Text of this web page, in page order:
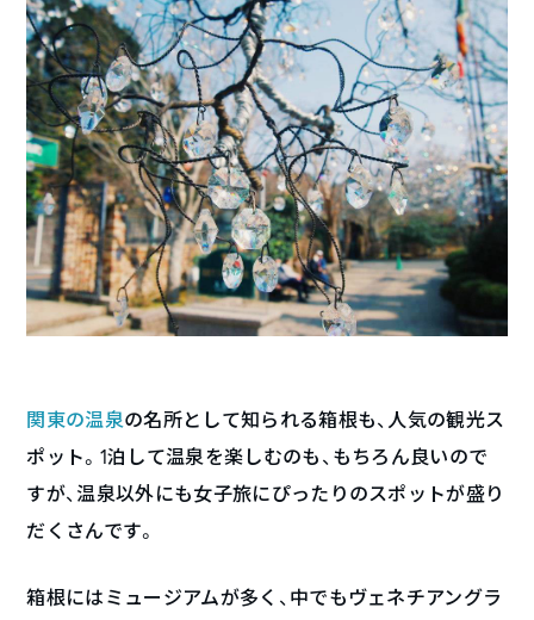
関東の温泉の名所として知られる箱根も、人気の観光ス
ポット。1泊して温泉を楽しむのも、もちろん良いので
すが、温泉以外にも女子旅にぴったりのスポットが盛り
だくさんです。
箱根にはミュージアムが多く、中でもヴェネチアングラ